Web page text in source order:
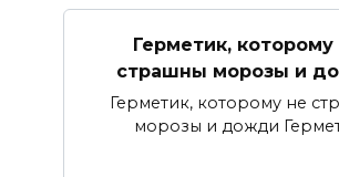
Герметик, которому
страшны морозы и
Герметик, которому не
морозы и дожди